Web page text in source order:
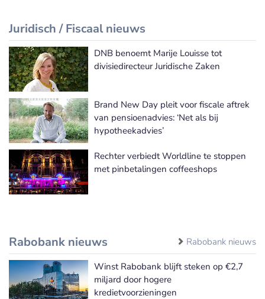
Juridisch / Fiscaal nieuws
Meer Juridisch / Fiscaal nieuws
DNB benoemt Marije Louisse tot
divisiedirecteur Juridische Zaken
Brand New Day pleit voor fiscale aftrek
van pensioenadvies: ‘Net als bij
hypotheekadvies’
Rechter verbiedt Worldline te stoppen
met pinbetalingen coffeeshops
Rabobank nieuws Rabobank nieuws
Winst Rabobank blijft steken op €2,7
miljard door hogere
kredietvoorzieningen